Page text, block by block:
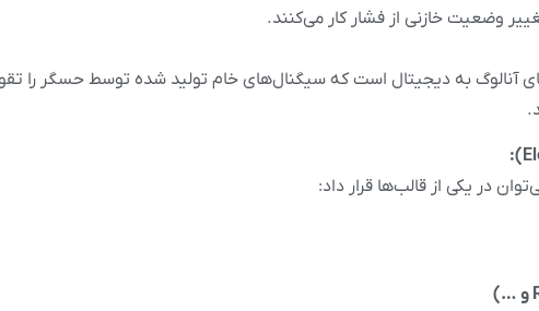
وضعیت خازنی از فشار کار می‌کنند.
آنالوگ به دیجیتال است که سیگنال‌های خام تولید شده توسط حسگر را
در یکی از قالب‌ها قرار داد: